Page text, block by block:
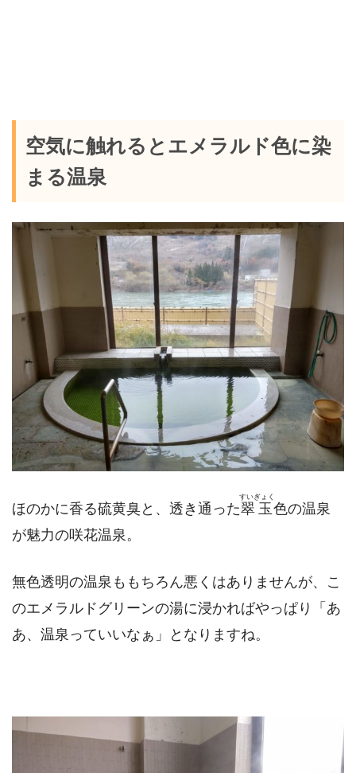
空気に触れるとエメラルド色に染
まる温泉
ほのかに香る硫黄臭と、透き通った翠玉
すいぎょく
色の温泉
が魅力の咲花温泉。
無色透明の温泉ももちろん悪くはありませんが、こ
のエメラルドグリーンの湯に浸かればやっぱり「あ
あ、温泉っていいなぁ」となりますね。